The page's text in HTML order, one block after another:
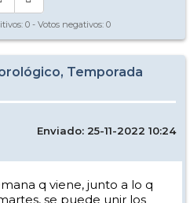
0 - Votos negativos: 0
Temporada
Enviado: 25-11-2022 10:24
q viene, junto a lo q
se puede unir los